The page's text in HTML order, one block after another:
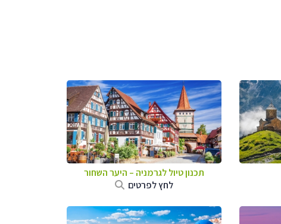
תכנון טיול לגרמניה – היער השחור
לחץ לפרטים